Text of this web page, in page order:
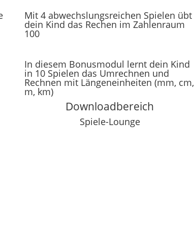
Mit 4 abwechslungsreichen Spielen übt
dein Kind das Rechen im Zahlenraum
100
In diesem Bonusmodul lernt dein Kind
in 10 Spielen das Umrechnen und
Rechnen mit Längeneinheiten (mm, cm,
m, km)
Downloadbereich
Spiele-Lounge